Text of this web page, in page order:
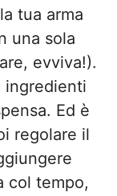
tua arma
una sola
evviva!).
ingredienti
Ed è
regolare il
col tempo,